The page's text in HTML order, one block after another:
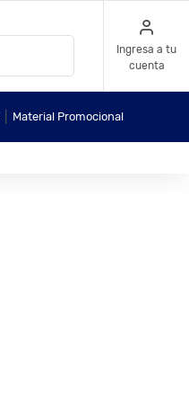
Ingresa a tu
cuenta
Material Promocional